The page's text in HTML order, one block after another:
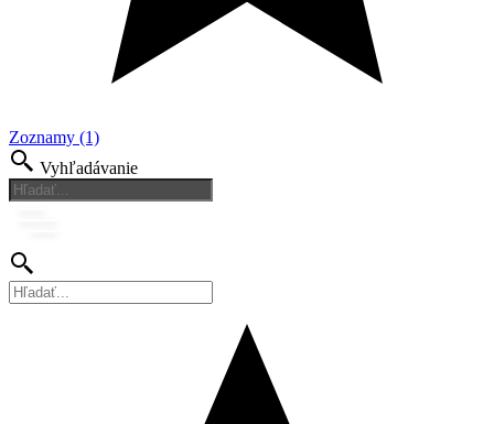
Zoznamy (1)
Vyhľadávanie